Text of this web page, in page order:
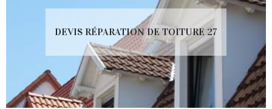
DEVIS RÉPARATION DE TOITURE 27